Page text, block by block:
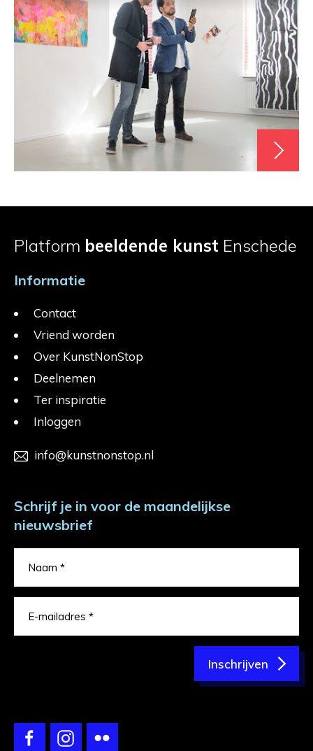
Platform beeldende kunst Enschede
Informatie
Contact
Vriend worden
Over KunstNonStop
Deelnemen
Ter inspiratie
Inloggen
info@kunstnonstop.nl
Schrijf je in voor de maandelijkse
nieuwsbrief
Inschrijven